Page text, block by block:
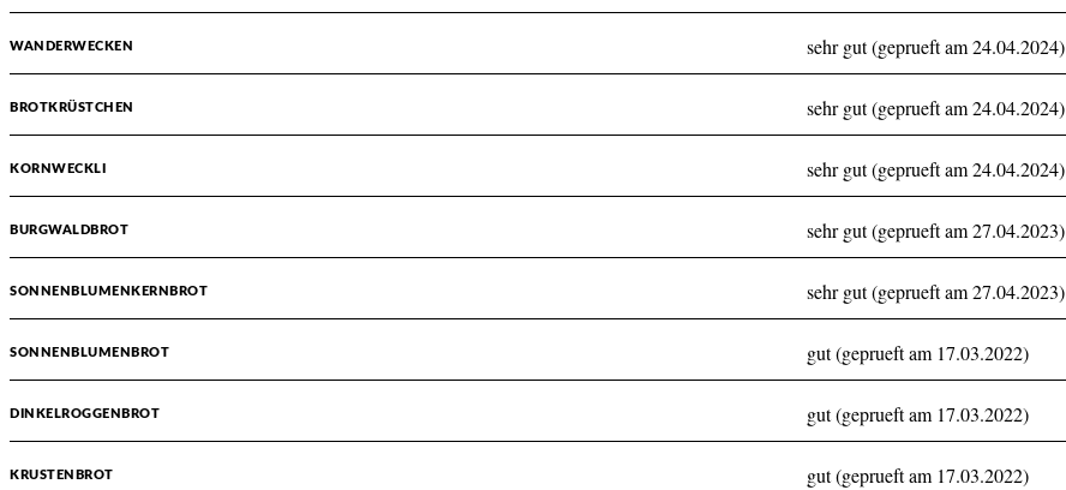
WANDERWECKEN sehr gut (geprueft am 24.04.2024)
BROTKRÜSTCHEN sehr gut (geprueft am 24.04.2024)
KORNWECKLI sehr gut (geprueft am 24.04.2024)
BURGWALDBROT sehr gut (geprueft am 27.04.2023)
SONNENBLUMENKERNBROT sehr gut (geprueft am 27.04.2023)
SONNENBLUMENBROT gut (geprueft am 17.03.2022)
DINKELROGGENBROT gut (geprueft am 17.03.2022)
KRUSTENBROT gut (geprueft am 17.03.2022)